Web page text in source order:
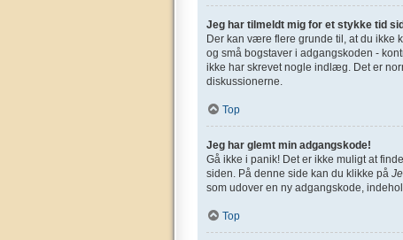
Jeg har tilmeldt mig for et stykke tid
Der kan være flere grunde til, at du ikke
og små bogstaver i adgangskoden -
ikke har skrevet nogle indlæg. Det er
diskussionerne.
Top
Jeg har glemt min adgangskode!
Gå ikke i panik! Det er ikke muligt at
siden. På denne side kan du klikke på
som udover en ny adgangskode,
Top